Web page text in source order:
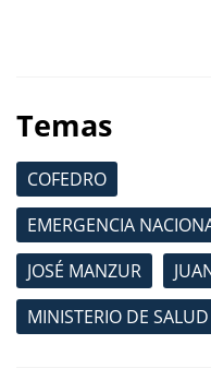
Temas
COFEDRO
EMERGENCIA
JOSÉ MANZUR
MINISTERIO DE SALUD